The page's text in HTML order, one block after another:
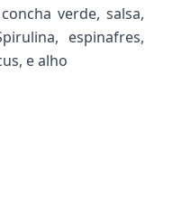
verde, salsa,
espinafres,
e alho